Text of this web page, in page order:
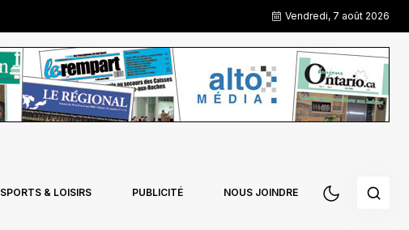
Vendredi, 7 août 2026
SPORTS & LOISIRS PUBLICITÉ NOUS JOINDRE